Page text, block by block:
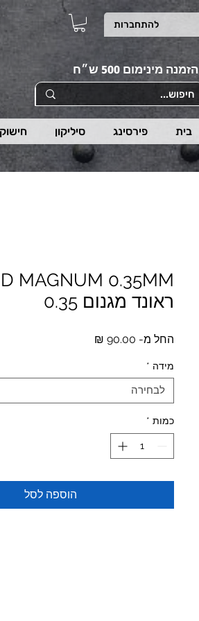
להתחברות
הזמנה מינימום 500 ש״ח
בית פירסינג סיליקון
ראונד מגנום 0.35
החל מ- 90.00 ₪
מידה *
לבחירה
כמות *
הוספה לסל